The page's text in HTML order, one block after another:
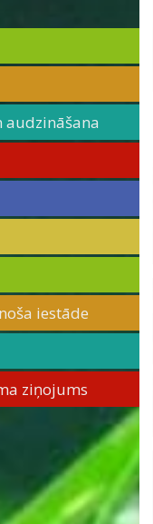
audzināšana
iestāde
ziņojums